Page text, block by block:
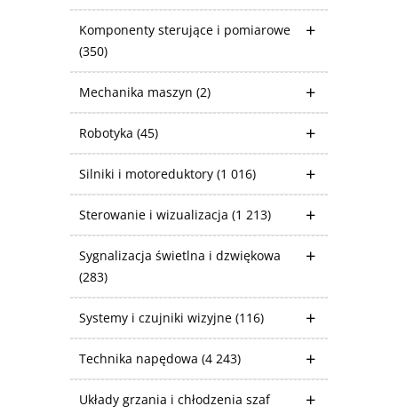
Komponenty sterujące i pomiarowe
(350)
Mechanika maszyn (2)
Robotyka (45)
Silniki i motoreduktory (1 016)
Sterowanie i wizualizacja (1 213)
Sygnalizacja świetlna i dzwiękowa
(283)
Systemy i czujniki wizyjne (116)
Technika napędowa (4 243)
Układy grzania i chłodzenia szaf